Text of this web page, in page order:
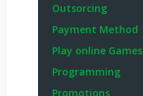
Outsorcing
Payment Method
Play online Games
Programming
Promotions